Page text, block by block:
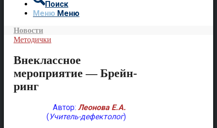
Поиск
Меню Меню
Новости
Методички
Внеклассное
мероприятие — Брейн-
ринг
Автор: Леонова Е.А.
(Учитель-дефектолог)